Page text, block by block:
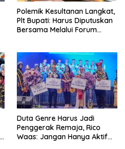
Polemik Kesultanan Langkat,
Plt Bupati: Harus Diputuskan
Bersama Melalui Forum
Duta Genre Harus Jadi
Penggerak Remaja, Rico
Waas: Jangan Hanya Aktif